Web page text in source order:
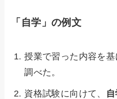
「自学」の例文
授業で習った内容を基
調べた。
資格試験に向けて、